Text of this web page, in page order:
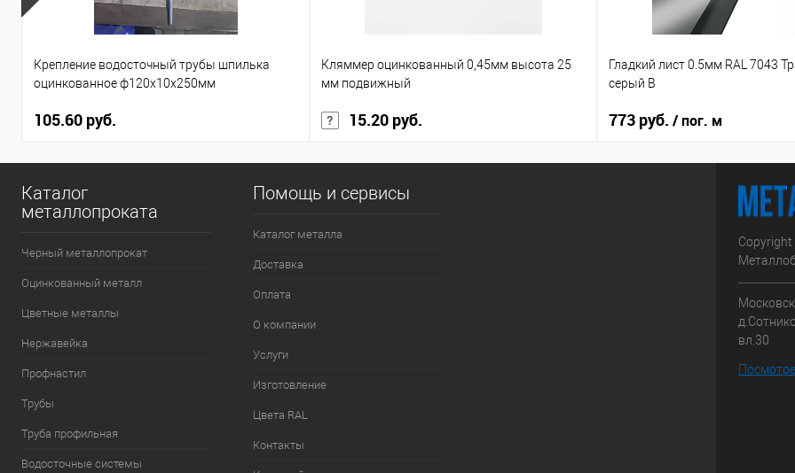
Крепление водосточный трубы шпилька
оцинкованное ф120х10х250мм
105.60 руб.
Кляммер оцинкованный 0,45мм высота 25
мм подвижный
15.20 руб.
Гладкий лист 0.5мм RAL 7043
серый B
773 руб. / пог. м
Каталог
металлопроката
Черный металлопрокат
Оцинкованный металл
Цветные металлы
Нержавейка
Профнастил
Трубы
Труба профильная
Водосточные системы
Помощь и сервисы
Каталог металла
Доставка
Оплата
О компании
Услуги
Изготовление
Цвета RAL
Контакты
вл.30